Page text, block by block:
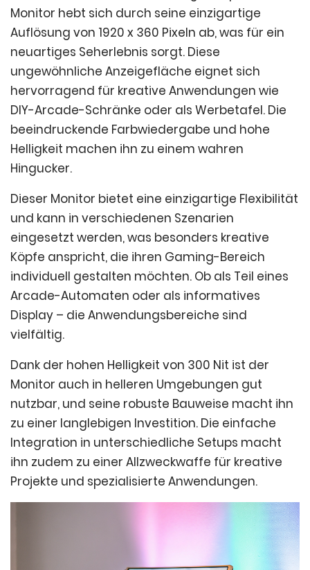
Monitor hebt sich durch seine einzigartige
Auflösung von 1920 x 360 Pixeln ab, was für ein
neuartiges Seherlebnis sorgt. Diese
ungewöhnliche Anzeigefläche eignet sich
hervorragend für kreative Anwendungen wie
DIY-Arcade-Schränke oder als Werbetafel. Die
beeindruckende Farbwiedergabe und hohe
Helligkeit machen ihn zu einem wahren
Hingucker.
Dieser Monitor bietet eine einzigartige Flexibilität
und kann in verschiedenen Szenarien
eingesetzt werden, was besonders kreative
Köpfe anspricht, die ihren Gaming-Bereich
individuell gestalten möchten. Ob als Teil eines
Arcade-Automaten oder als informatives
Display – die Anwendungsbereiche sind
vielfältig.
Dank der hohen Helligkeit von 300 Nit ist der
Monitor auch in helleren Umgebungen gut
nutzbar, und seine robuste Bauweise macht ihn
zu einer langlebigen Investition. Die einfache
Integration in unterschiedliche Setups macht
ihn zudem zu einer Allzweckwaffe für kreative
Projekte und spezialisierte Anwendungen.